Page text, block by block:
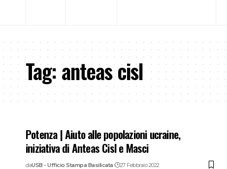
Tag:anteas cisl
Potenza | Aiuto alle popolazioni ucraine,
iniziativa di Anteas Cisl e Masci
daUSB - Ufficio Stampa Basilicata 27 Febbraio 2022